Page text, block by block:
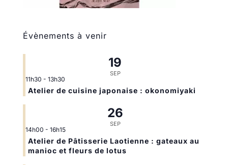
Évènements à venir
19
SEP
11h30 - 13h30
Atelier de cuisine japonaise : okonomiyaki
26
SEP
14h00 - 16h15
Atelier de Pâtisserie Laotienne : gateaux au
manioc et fleurs de lotus